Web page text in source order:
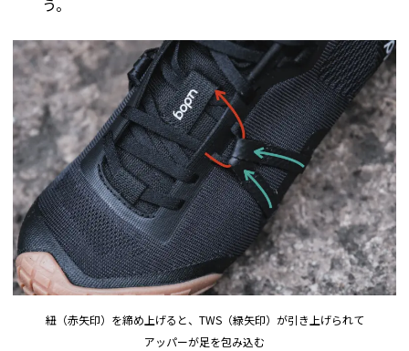
う。
紐（赤矢印）を締め上げると、TWS（緑矢印）が引き上げられて
アッパーが足を包み込む